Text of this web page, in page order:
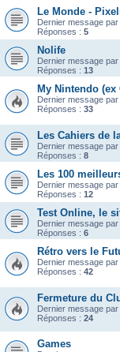
Le Monde -
Dernier message par
Réponses : 5
Nolife
Dernier message par
Réponses : 13
My Nintendo
Dernier message par
Réponses : 33
Les Cahiers de
Dernier message par
Réponses : 8
Les 100
Dernier message par
Réponses : 12
Test Online, le
Dernier message par
Réponses : 6
Rétro vers le
Dernier message par
Réponses : 42
Fermeture du
Dernier message par
Réponses : 24
Games